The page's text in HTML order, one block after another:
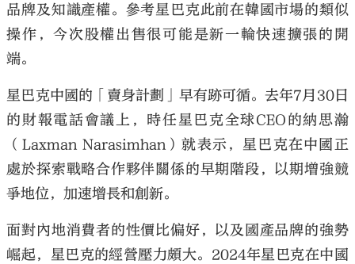
品牌及知識產權。參考星巴克此前在韓國市場的類似
操作，今次股權出售很可能是新一輪快速擴張的開
端。
星巴克中國的「賣身計劃」早有跡可循。去年7月30日
的財報電話會議上，時任星巴克全球CEO的納思瀚
（Laxman Narasimhan）就表示，星巴克在中國正
處於探索戰略合作夥伴關係的早期階段，以期增強競
爭地位，加速增長和創新。
面對內地消費者的性價比偏好，以及國產品牌的強勢
崛起，星巴克的經營壓力頗大。2024年星巴克在中國